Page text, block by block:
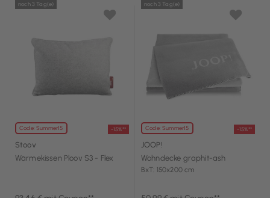
Code: Summer15 -15%**
noch 3 Tag(e)
Stoov
Wärmekissen Ploov S3 - Flex
Code: Summer15 -15%**
noch 3 Tag(e)
JOOP!
Wohndecke graphit-ash
BxT: 150x200 cm